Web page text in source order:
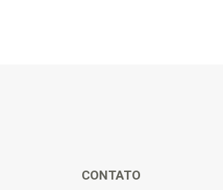
CONTATO